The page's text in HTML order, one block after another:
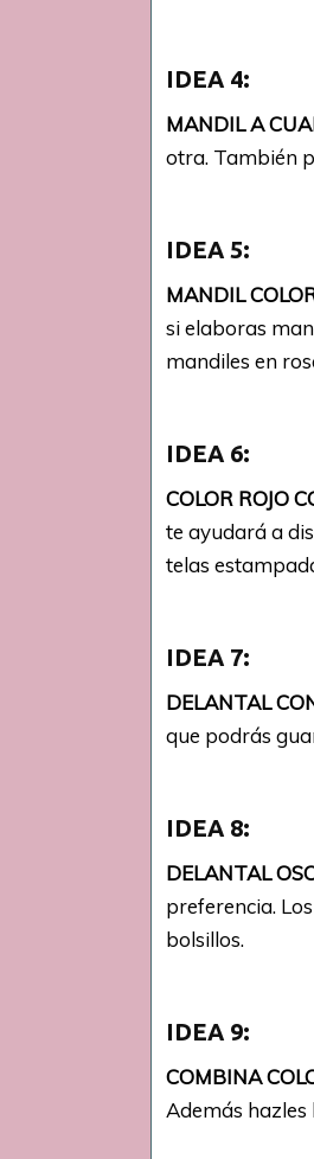
IDEA 4:
MANDIL A
otra. También
IDEA 5:
MANDIL
si elaboras
mandiles en
IDEA 6:
COLOR ROJO
te ayudará a
telas
IDEA 7:
DELANTAL
que podrás
IDEA 8:
DELANTAL
preferencia.
bolsillos.
IDEA 9:
COMBINA
Además hazles